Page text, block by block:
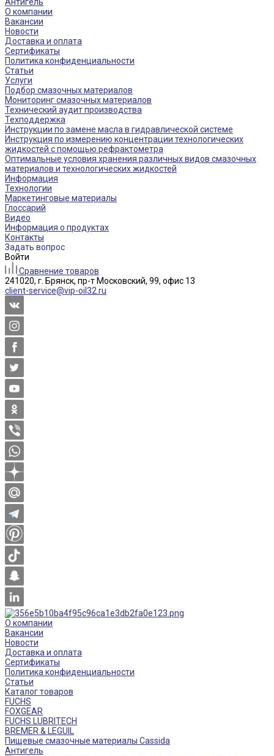
О компании
Вакансии
Новости
Доставка и оплата
Сертификаты
Политика конфиденциальности
Статьи
Услуги
Подбор смазочных материалов
Мониторинг смазочных материалов
Технический аудит производства
Техподдержка
Инструкции по замене масла в гидравлической системе
Инструкция по измерению концентрации технологических
жидкостей с помощью рефрактометра
Оптимальные условия хранения различных видов смазочных
материалов и технологических жидкостей
Информация
Технологии
Маркетинговые материалы
Глоссарий
Видео
Информация о продуктах
Контакты
Задать вопрос
Войти
Сравнение товаров
241020, г. Брянск, пр-т Московский, 99, офис 13
client-service@vip-oil32.ru
О компании
Вакансии
Новости
Доставка и оплата
Сертификаты
Политика конфиденциальности
Статьи
Каталог товаров
FUCHS
FOXGEAR
FUCHS LUBRITECH
BREMER & LEGUIL
Пищевые смазочные материалы Cassida
Антигель